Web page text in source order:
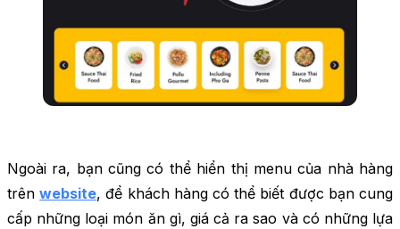
Ngoài ra, bạn cũng có thể hiển thị menu của nhà hàng
trênwebsite, để khách hàng có thể biết được bạn cung
cấp những loại món ăn gì, giá cả ra sao và có những lựa